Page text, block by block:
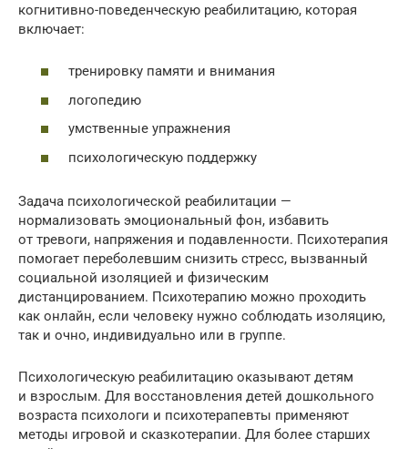
когнитивно-поведенческую реабилитацию, которая
включает:
тренировку памяти и внимания
логопедию
умственные упражнения
психологическую поддержку
Задача психологической реабилитации —
нормализовать эмоциональный фон, избавить
от тревоги, напряжения и подавленности. Психотерапия
помогает переболевшим снизить стресс, вызванный
социальной изоляцией и физическим
дистанцированием. Психотерапию можно проходить
как онлайн, если человеку нужно соблюдать изоляцию,
так и очно, индивидуально или в группе.
Психологическую реабилитацию оказывают детям
и взрослым. Для восстановления детей дошкольного
возраста психологи и психотерапевты применяют
методы игровой и сказкотерапии. Для более старших